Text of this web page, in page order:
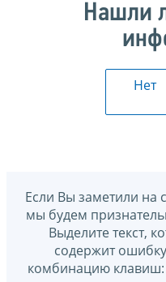
Нашли
Нет
Если Вы заметили на
мы будем
Выделите текст,
содержит
комбинацию